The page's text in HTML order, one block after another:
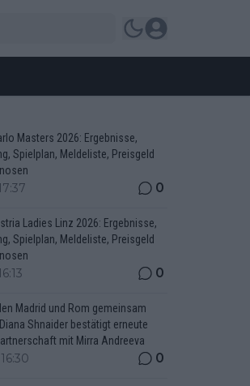
Masters 2026: Ergebnisse,
Spielplan, Meldeliste, Preisgeld
0
Ladies Linz 2026: Ergebnisse,
Spielplan, Meldeliste, Preisgeld
0
Madrid und Rom gemeinsam
Shnaider bestätigt erneute
mit Mirra Andreeva
0